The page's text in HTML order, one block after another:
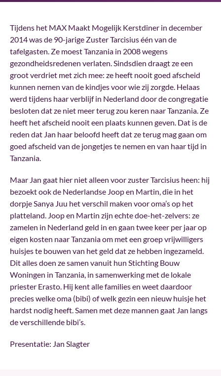
Tijdens het MAX Maakt Mogelijk Kerstdiner in december
2014 was de 90-jarige Zuster Tarcisius één van de
tafelgasten. Ze moest Tanzania in 2008 wegens
gezondheidsredenen verlaten. Sindsdien draagt ze een
groot verdriet met zich mee: ze heeft nooit goed afscheid
kunnen nemen van de kindjes voor wie zij zorgde. Helaas
werd tijdens haar verblijf in Nederland door de congregatie
besloten dat ze niet meer terug zou keren naar Tanzania. Ze
heeft het afscheid nooit een plaats kunnen geven. Dat is de
reden dat Jan haar beloofd heeft dat ze terug mag gaan om
goed afscheid van de jongetjes te nemen en van haar tijd in
Tanzania.
Maar Jan gaat hier niet alleen voor zuster Tarcisius heen: hij
bezoekt ook de Nederlandse Joop en Martin, die in het
dorpje Sanya Juu het verschil maken voor oma’s op het
platteland. Joop en Martin zijn echte doe-het-zelvers: ze
zamelen in Nederland geld in en gaan twee keer per jaar op
eigen kosten naar Tanzania om met een groep vrijwilligers
huisjes te bouwen van het geld dat ze hebben ingezameld.
Dit alles doen ze samen vanuit hun Stichting Bouw
Woningen in Tanzania, in samenwerking met de lokale
priester Erasto. Hij kent alle families en weet daardoor
precies welke oma (bibi) of welk gezin een nieuw huisje het
hardst nodig heeft. Samen met deze mannen gaat Jan langs
de verschillende bibi’s.
Presentatie: Jan Slagter